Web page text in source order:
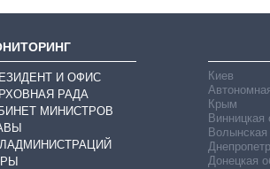
И ОФИС
РАДА
МИНИСТРОВ
Киев
Крым
Винницкая
Волынская
Донецкая